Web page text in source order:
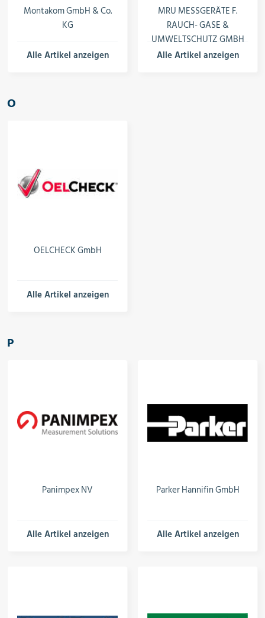
Montakom GmbH & Co.
KG
Alle Artikel anzeigen
MRU MESSGERÄTE F.
RAUCH- GASE &
UMWELTSCHUTZ GMBH
Alle Artikel anzeigen
O
OELCHECK GmbH
Alle Artikel anzeigen
P
Panimpex NV
Alle Artikel anzeigen
Parker Hannifin GmbH
Alle Artikel anzeigen